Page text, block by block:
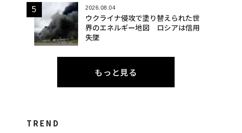
2026.08.04
ウクライナ侵攻で塗り替えられた世
界のエネルギー地図 ロシアは信用
失墜
もっと見る
TREND